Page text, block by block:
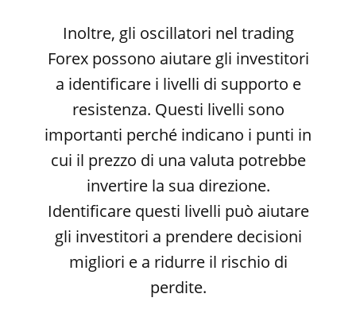
Inoltre, gli oscillatori nel trading
Forex possono aiutare gli investitori
a identificare i livelli di supporto e
resistenza. Questi livelli sono
importanti perché indicano i punti in
cui il prezzo di una valuta potrebbe
invertire la sua direzione.
Identificare questi livelli può aiutare
gli investitori a prendere decisioni
migliori e a ridurre il rischio di
perdite.